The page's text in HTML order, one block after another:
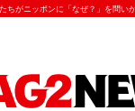
ちがニッポンに「なぜ？」を問い